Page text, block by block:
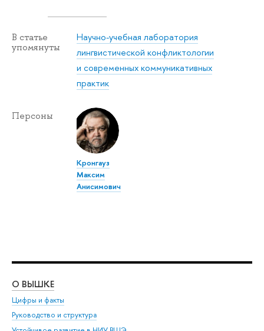
В статье
упомянуты
Научно-учебная лаборатория
лингвистической конфликтологии
и современных коммуникативных
практик
Персоны
Кронгауз
Максим
Анисимович
О ВЫШКЕ
Цифры и факты
Руководство и структура